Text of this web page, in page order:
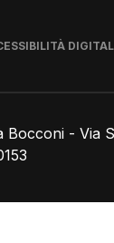
Bocconi - Via